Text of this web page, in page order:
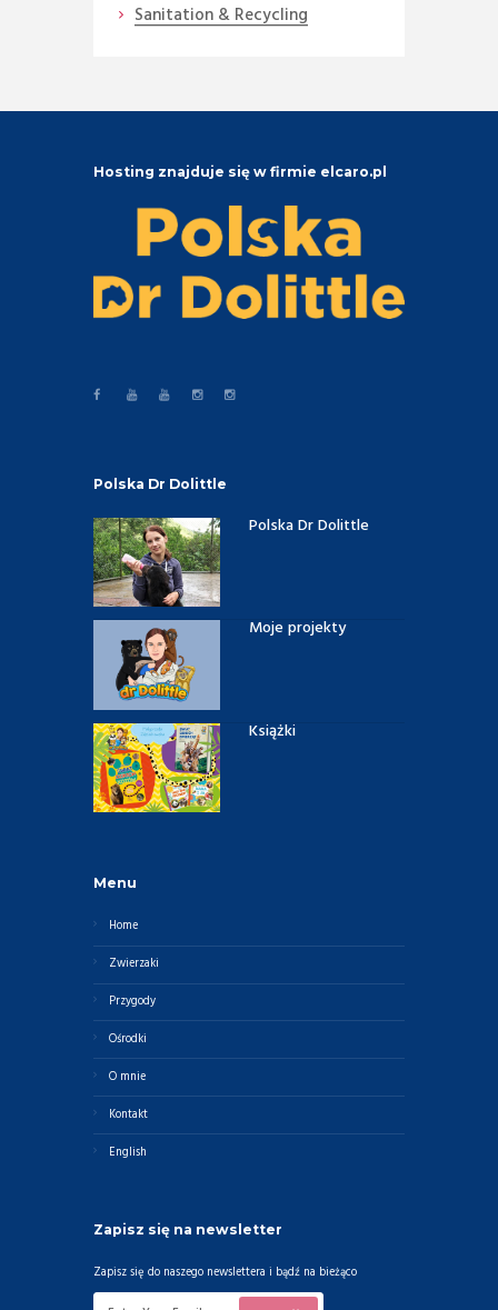
Sanitation & Recycling
Hosting znajduje się w firmie elcaro.pl
Polska Dr Dolittle
Polska Dr Dolittle
Moje projekty
Książki
Menu
Home
Zwierzaki
Przygody
Ośrodki
O mnie
Kontakt
English
Zapisz się na newsletter
Zapisz się do naszego newslettera i bądź na bieżąco